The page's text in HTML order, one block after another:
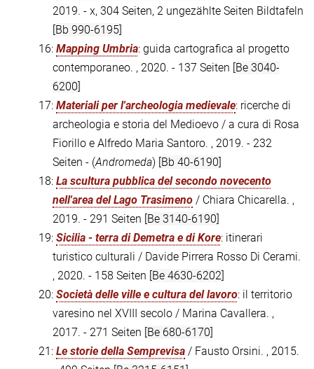
2019. - x, 304 Seiten, 2 ungezählte Seiten Bildtafeln
[Bb 990-6195]
16: Mapping Umbria: guida cartografica al progetto
contemporaneo. , 2020. - 137 Seiten [Be 3040-
6200]
17: Materiali per l'archeologia medievale: ricerche di
archeologia e storia del Medioevo / a cura di Rosa
Fiorillo e Alfredo Maria Santoro. , 2019. - 232
Seiten - (Andromeda) [Bb 40-6190]
18: La scultura pubblica del secondo novecento
nell'area del Lago Trasimeno / Chiara Chicarella. ,
2019. - 291 Seiten [Be 3140-6190]
19: Sicilia - terra di Demetra e di Kore: itinerari
turistico culturali / Davide Pirrera Rosso Di Cerami.
, 2020. - 158 Seiten [Be 4630-6202]
20: Società delle ville e cultura del lavoro: il territorio
varesino nel XVIII secolo / Marina Cavallera. ,
2017. - 271 Seiten [Be 680-6170]
21: Le storie della Semprevisa / Fausto Orsini. , 2015.